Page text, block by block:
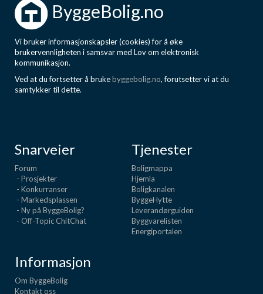
ByggeBolig.no
Vi bruker informasjonskapsler (cookies) for å øke
brukervennligheten i samsvar med Lov om elektronisk
kommunikasjon.
Ved at du fortsetter å brukebyggebolig.no, forutsetter vi at du
samtykker til dette.
Snarveier
Forum
- Prosjekter
- Konkurranser
- Markedsplassen
- Ny på ByggeBolig?
- Off-Topic ChitChat
Tjenester
Boligmappa
Hjemla
Boligkanalen
ByggeHytte
Leverandørguiden
Byggvarelisten
Energiportalen
Informasjon
Om ByggeBolig
Kontakt oss